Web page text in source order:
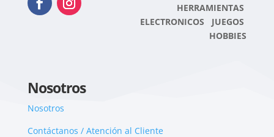
HERRAMIENTAS
ELECTRONICOS JUEGOS
HOBBIES
Nosotros
Nosotros
Contáctanos / Atención al Cliente